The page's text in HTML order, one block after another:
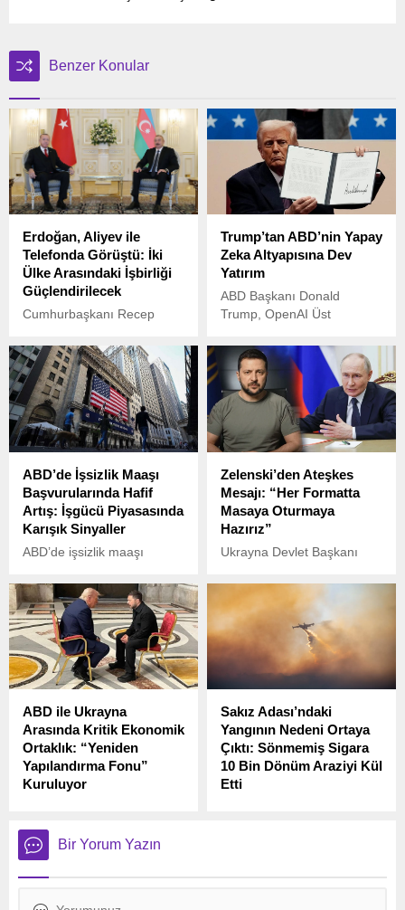
Benzer Konular
Erdoğan, Aliyev ile
Telefonda Görüştü: İki
Ülke Arasındaki İşbirliği
Güçlendirilecek
Cumhurbaşkanı Recep
Azerbaycan
Cumhurbaşkanı İlham
Aliyev ile telefonda görüştü.
Görüşmede, Türkiye ile
Azerbaycan arasındaki ikili
ilişkiler, bölgesel ve küresel
Trump’tan ABD’nin Yapay
Zeka Altyapısına Dev
Yatırım
ABD Başkanı Donald
Trump, OpenAI Üst
SoftBank Üst Yöneticisi
Masayoshi Son ve Oracle
Yönetim Kurulu Başkanı
Larry Ellison ile birlikte
düzenlediği basın
toplantısında, ABD’nin
yönelik dev bir yatırım
hamlesi duyurdu.
ABD’de İşsizlik Maaşı
Başvurularında Hafif
Artış: İşgücü Piyasasında
Karışık Sinyaller
ABD’de işsizlik maaşı
hafif artış gösterdi. Çalışma
Bakanlığı’nın verilerine
göre, 5 Nisan ile biten
haftada işsizlik maaşı
başvurusunda bulunan kişi
sayısı önceki haftaya göre 4
yükseldi.
Zelenski’den Ateşkes
Mesajı: “Her Formatta
Masaya Oturmaya
Hazırız”
Ukrayna Devlet Başkanı
devam eden savaşta
ateşkes sağlanması sonrası
diplomatik görüşmelere açık
olduklarını belirtti.
ABD ile Ukrayna
Arasında Kritik Ekonomik
Ortaklık: “Yeniden
Yapılandırma Fonu”
Kuruluyor
sürecine damga vuracak bir
ekonomik ortaklık
anlaşmasına imza attı.
Sakız Adası’ndaki
Yangının Nedeni Ortaya
Çıktı: Sönmemiş Sigara
10 Bin Dönüm Araziyi Kül
Etti
çeviren yangının çıkış
Bir Yorum Yazın